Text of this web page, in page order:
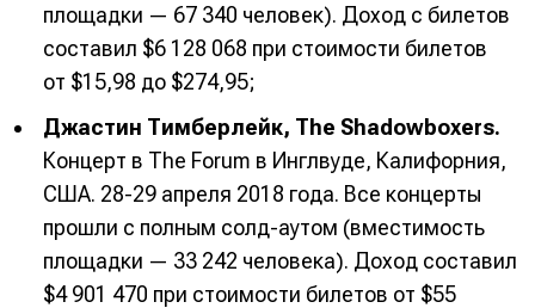
площадки — 67 340 человек). Доход с билетов
составил $6 128 068 при стоимости билетов
от $15,98 до $274,95;
Джастин Тимберлейк, The Shadowboxers.
Концерт в The Forum в Инглвуде, Калифорния,
США. 28-29 апреля 2018 года. Все концерты
прошли с полным солд-аутом (вместимость
площадки — 33 242 человека). Доход составил
$4 901 470 при стоимости билетов от $55